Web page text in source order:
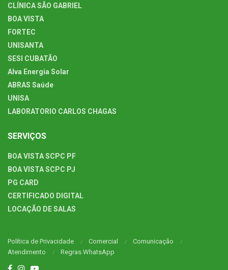
CLÍNICA SÃO GABRIEL
BOA VISTA
FORTEC
UNISANTA
SESI CUBATÃO
Alva Energia Solar
ABRAS Saúde
UNISA
LABORATORIO CARLOS CHAGAS
SERVIÇOS
BOA VISTA SCPC PF
BOA VISTA SCPC PJ
PG CARD
CERTIFICADO DIGITAL
LOCAÇÃO DE SALAS
Política de Privacidade Comercial
Comunicação
Atendimento
Regras WhatsApp